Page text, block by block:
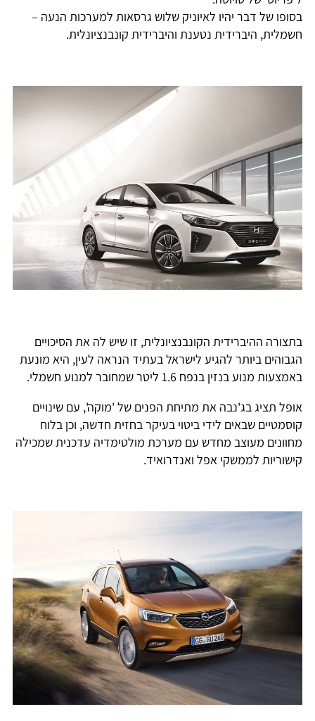
של דבר יהיו לאיוניק שלוש גרסאות למערכות הנעה –
היברידית נטענת והיברידית קונבנציונלית.
ההיברידית הקונבנציונלית, זו שיש לה את הסיכויים
ביותר להגיע לישראל בעתיד הנראה לעין, היא מונעת
מנוע בנזין בנפח 1.6 ליטר שמחובר למנוע חשמלי.
תציג בג'נבה את מתיחת הפנים של 'מוקה', עם שינויים
שבאים לידי ביטוי בעיקר בחזית חדשה, וכן בלוח
מעוצב מחדש עם מערכת מולטימדיה עדכנית שמכילה
לממשקי אפל ואנדרואיד.